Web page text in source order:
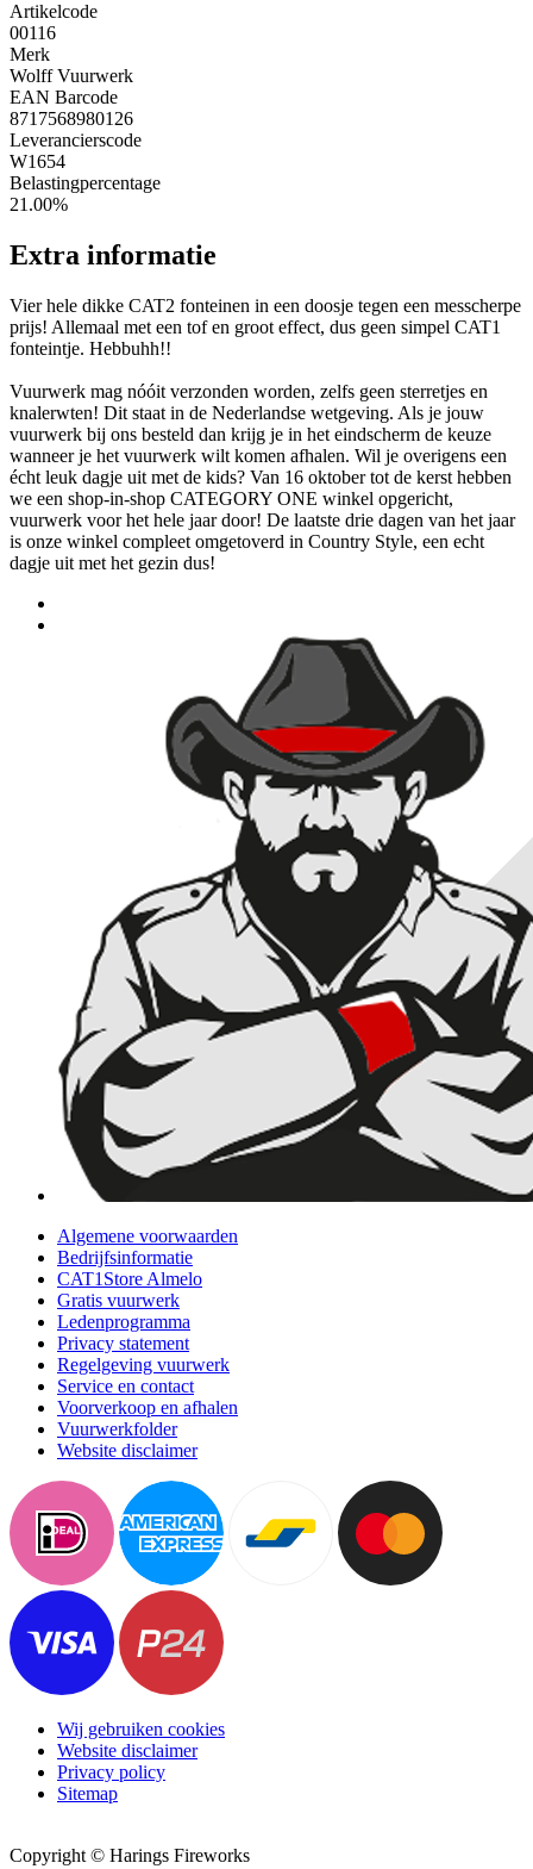
Artikelcode
00116
Merk
Wolff Vuurwerk
EAN Barcode
8717568980126
Leverancierscode
W1654
Belastingpercentage
21.00%
Extra informatie
Vier hele dikke CAT2 fonteinen in een doosje tegen een messcherpe
prijs! Allemaal met een tof en groot effect, dus geen simpel CAT1
fonteintje. Hebbuhh!!
Vuurwerk mag nóóit verzonden worden, zelfs geen sterretjes en
knalerwten! Dit staat in de Nederlandse wetgeving. Als je jouw
vuurwerk bij ons besteld dan krijg je in het eindscherm de keuze
wanneer je het vuurwerk wilt komen afhalen. Wil je overigens een
écht leuk dagje uit met de kids? Van 16 oktober tot de kerst hebben
we een shop-in-shop CATEGORY ONE winkel opgericht,
vuurwerk voor het hele jaar door! De laatste drie dagen van het jaar
is onze winkel compleet omgetoverd in Country Style, een echt
dagje uit met het gezin dus!
Algemene voorwaarden
Bedrijfsinformatie
CAT1Store Almelo
Gratis vuurwerk
Ledenprogramma
Privacy statement
Regelgeving vuurwerk
Service en contact
Voorverkoop en afhalen
Vuurwerkfolder
Website disclaimer
Wij gebruiken cookies
Website disclaimer
Privacy policy
Sitemap
Copyright © Harings Fireworks